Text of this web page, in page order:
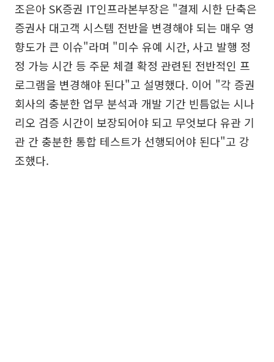
조은아 SK증권 IT인프라본부장은 "결제 시한 단축은
증권사 대고객 시스템 전반을 변경해야 되는 매우 영
향도가 큰 이슈"라며 "미수 유예 시간, 사고 발행 정
정 가능 시간 등 주문 체결 확정 관련된 전반적인 프
로그램을 변경해야 된다"고 설명했다. 이어 "각 증권
회사의 충분한 업무 분석과 개발 기간 빈틈없는 시나
리오 검증 시간이 보장되어야 되고 무엇보다 유관 기
관 간 충분한 통합 테스트가 선행되어야 된다"고 강
조했다.